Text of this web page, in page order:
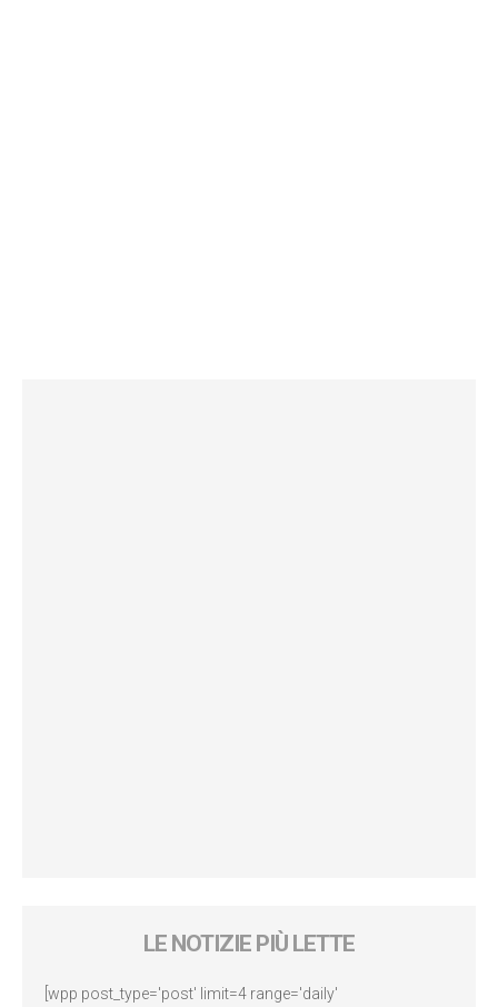
LE NOTIZIE PIÙ LETTE
[wpp post_type='post' limit=4 range='daily'